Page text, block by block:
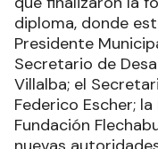
diploma, donde
Presidente
Secretario de
Villalba; el
Federico Escher;
Fundación